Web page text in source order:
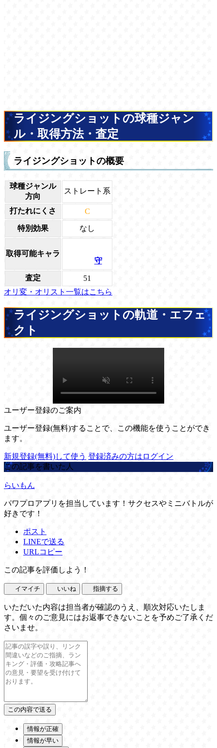
ライジングショットの球種ジャン
ル・取得方法・査定
ライジングショットの概要
球種ジャンル
方向
ストレート系
打たれにくさ C
特別効果 なし
取得可能キャラ
守
査定
51
オリ変・オリスト一覧はこちら
ライジングショットの軌道・エフェ
クト
ユーザー登録のご案内
ユーザー登録(無料)することで、この機能を使うことができ
ます。
新規登録(無料)して使う 登録済みの方はログイン
この記事を書いた人
らいもん
パワプロアプリを担当しています！サクセスやミニバトルが
好きです！
ポスト
LINEで送る
URLコピー
この記事を評価しよう！
イマイチ いいね 指摘する
いただいた内容は担当者が確認のうえ、順次対応いたしま
す。個々のご意見にはお返事できないことを予めご了承くだ
さいませ。
情報が正確
情報が早い